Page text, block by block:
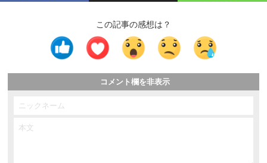
この記事の感想は？
コメント欄を非表示